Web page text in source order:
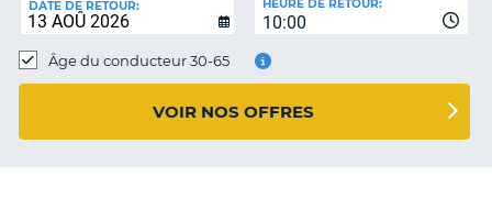
DATE DE RETOUR:
10:00
HEURE DE RETOUR:
Âge du conducteur 30-65
VOIR NOS OFFRES